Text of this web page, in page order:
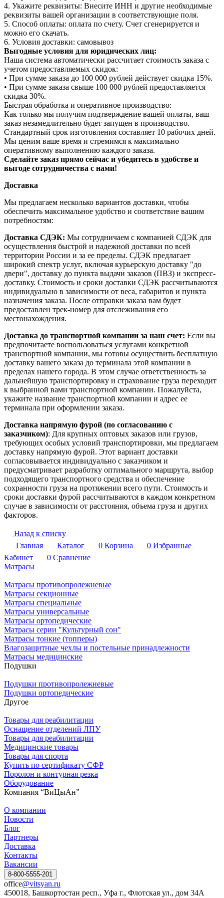
4. Укажите реквизиты: Внесите ИНН и другие необходимые
реквизиты вашей организации в соответствующие поля.
5. Способ оплаты: оплата по счету. Счет сгенерируется и
можно его скачать.
6. Условия доставки: самовывоз
Выгодные условия для юридических лиц:
Наша система автоматически рассчитает стоимость заказа с
учетом предоставляемых скидок:
• При сумме заказа до 100 000 рублей действует скидка 15%.
• При сумме заказа свыше 100 000 рублей предоставляется
скидка 30%.
Быстрая обработка и оперативное производство:
Как только мы получим подтверждение вашей оплаты, ваш
заказ незамедлительно будет запущен в производство.
Стандартный срок изготовления составляет 10 рабочих дней.
Мы ценим ваше время и стремимся к максимально
оперативному выполнению каждого заказа.
Сделайте заказ прямо сейчас и убедитесь в удобстве и
выгоде сотрудничества с нами!
Доставка
Мы предлагаем несколько вариантов доставки, чтобы
обеспечить максимальное удобство и соответствие вашим
потребностям:
Доставка СДЭК: Мы сотрудничаем с компанией СДЭК для
осуществления быстрой и надежной доставки по всей
территории России и за ее пределы. СДЭК предлагает
широкий спектр услуг, включая курьерскую доставку "до
двери", доставку до пункта выдачи заказов (ПВЗ) и экспресс-
доставку. Стоимость и сроки доставки СДЭК рассчитываются
индивидуально в зависимости от веса, габаритов и пункта
назначения заказа. После отправки заказа вам будет
предоставлен трек-номер для отслеживания его
местонахождения.
Доставка до транспортной компании за наш счет: Если вы
предпочитаете воспользоваться услугами конкретной
транспортной компании, мы готовы осуществить бесплатную
доставку вашего заказа до терминала этой компании в
пределах нашего города. В этом случае ответственность за
дальнейшую транспортировку и страхование груза переходит
к выбранной вами транспортной компании. Пожалуйста,
укажите название транспортной компании и адрес ее
терминала при оформлении заказа.
Доставка напрямую фурой (по согласованию с
заказчиком): Для крупных оптовых заказов или грузов,
требующих особых условий транспортировки, мы предлагаем
доставку напрямую фурой. Этот вариант доставки
согласовывается индивидуально с заказчиком и
предусматривает разработку оптимального маршрута, выбор
подходящего транспортного средства и обеспечение
сохранности груза на протяжении всего пути. Стоимость и
сроки доставки фурой рассчитываются в каждом конкретном
случае в зависимости от расстояния, объема груза и других
факторов.
Назад к списку
Главная
Каталог 0 Корзина 0 Избранные
Кабинет
0 Сравнение
Матрасы
Матрасы противопролежневые
Матрасы секционные
Матрасы специальные
Матрасы универсальные
Матрасы ортопедические
Матрасы серии "Культурный сон"
Матрасы тонкие (топперы)
Влагозащитные чехлы и постельные принадлежности
Матрасы медицинские
Подушки
Подушки противопролежневые
Подушки ортопедические
Другое
Товары для реабилитации
Оснащение отделений ЛПУ
Товары для реабилитации
Медицинские товары
Товары для спорта
Купить по сертификату СФР
Поролон и контурная резка
Оборудование
Компания “ВиЦыАн”
О компании
Новости
Блог
Партнеры
Доставка
Контакты
Вакансии
8-800-5555-201
office@vitsyan.ru
450018, Башкортостан респ., Уфа г., Флотская ул., дом 34А